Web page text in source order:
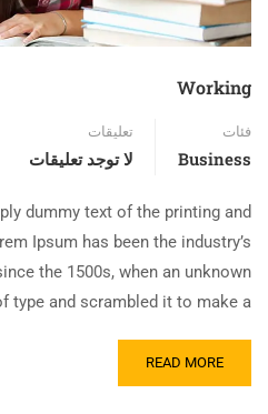
Working
فئات
Business
تعليقات
لا توجد تعليقات
dummy text of the printing and
Ipsum has been the industry’s
the 1500s, when an unknown
and scrambled it to make a …
READ MORE